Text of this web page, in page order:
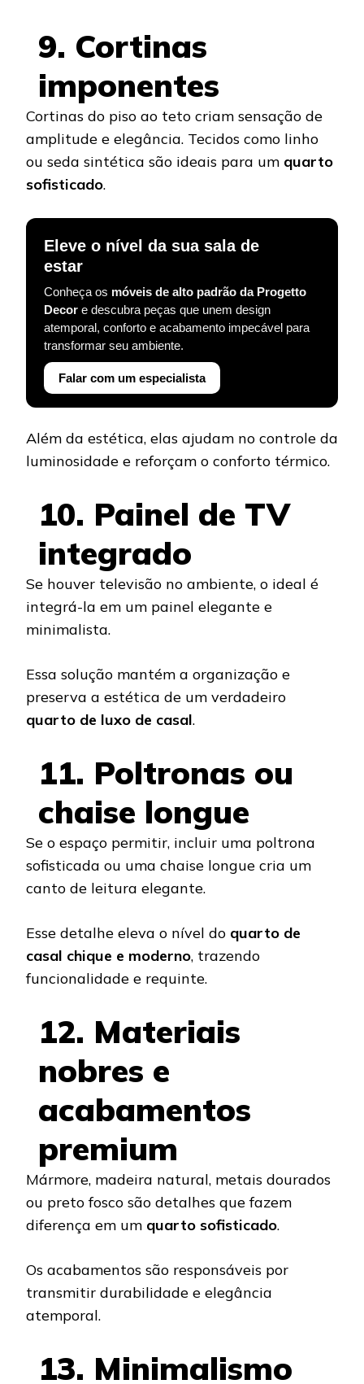
9. Cortinas
imponentes
Cortinas do piso ao teto criam sensação de
amplitude e elegância. Tecidos como linho
ou seda sintética são ideais para um quarto
sofisticado.
Eleve o nível da sua sala de
estar
Conheça os móveis de alto padrão da Progetto
Decor e descubra peças que unem design
atemporal, conforto e acabamento impecável para
transformar seu ambiente.
Falar com um especialista
Além da estética, elas ajudam no controle da
luminosidade e reforçam o conforto térmico.
10. Painel de TV
integrado
Se houver televisão no ambiente, o ideal é
integrá-la em um painel elegante e
minimalista.
Essa solução mantém a organização e
preserva a estética de um verdadeiro
quarto de luxo de casal.
11. Poltronas ou
chaise longue
Se o espaço permitir, incluir uma poltrona
sofisticada ou uma chaise longue cria um
canto de leitura elegante.
Esse detalhe eleva o nível do quarto de
casal chique e moderno, trazendo
funcionalidade e requinte.
12. Materiais
nobres e
acabamentos
premium
Mármore, madeira natural, metais dourados
ou preto fosco são detalhes que fazem
diferença em um quarto sofisticado.
Os acabamentos são responsáveis por
transmitir durabilidade e elegância
atemporal.
13. Minimalismo